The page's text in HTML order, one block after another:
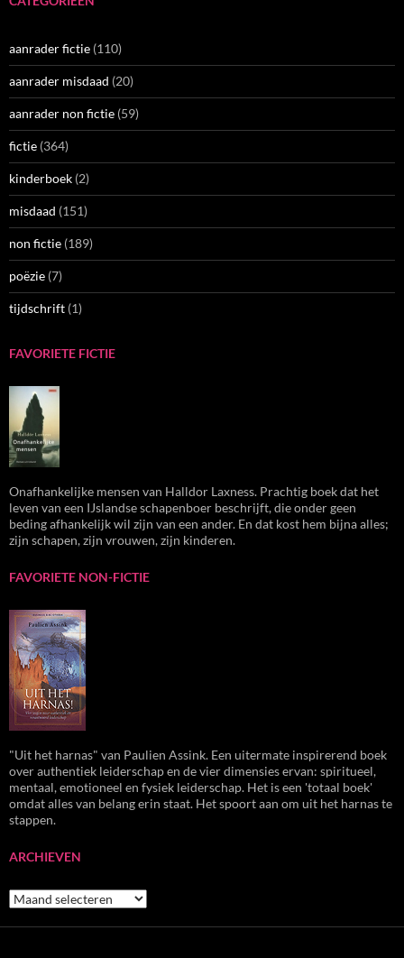
aanrader fictie (110)
aanrader misdaad (20)
aanrader non fictie (59)
fictie (364)
kinderboek (2)
misdaad (151)
non fictie (189)
poëzie (7)
tijdschrift (1)
FAVORIETE FICTIE
Onafhankelijke mensen van Halldor Laxness. Prachtig boek dat het
leven van een IJslandse schapenboer beschrijft, die onder geen
beding afhankelijk wil zijn van een ander. En dat kost hem bijna alles;
zijn schapen, zijn vrouwen, zijn kinderen.
FAVORIETE NON-FICTIE
"Uit het harnas" van Paulien Assink. Een uitermate inspirerend boek
over authentiek leiderschap en de vier dimensies ervan: spiritueel,
mentaal, emotioneel en fysiek leiderschap. Het is een 'totaal boek'
omdat alles van belang erin staat. Het spoort aan om uit het harnas te
stappen.
ARCHIEVEN
Archieven